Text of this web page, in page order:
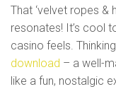
That ‘velvet ropes &
resonates! It’s cool
casino feels.
download – a well-
like a fun, nostalgic